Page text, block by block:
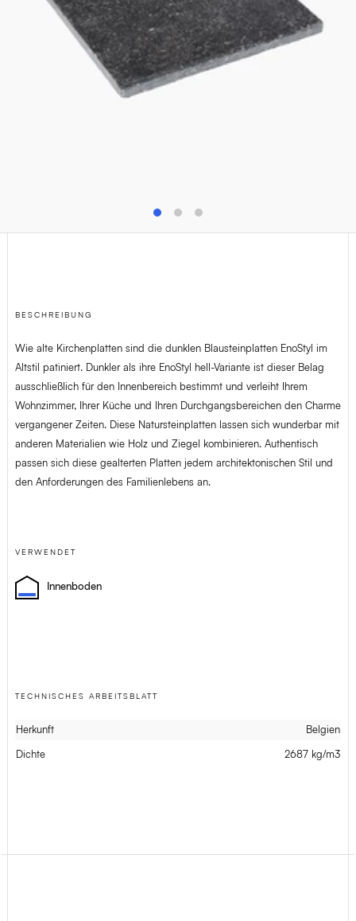
+32(0)4 278 73 25
info@van-dijck.be
BESCHREIBUNG
Wie alte Kirchenplatten sind die dunklen Blausteinplatten EnoStyl im
Altstil patiniert. Dunkler als ihre EnoStyl hell-Variante ist dieser Belag
ausschließlich für den Innenbereich bestimmt und verleiht Ihrem
Wohnzimmer, Ihrer Küche und Ihren Durchgangsbereichen den Charme
vergangener Zeiten. Diese Natursteinplatten lassen sich wunderbar mit
anderen Materialien wie Holz und Ziegel kombinieren. Authentisch
passen sich diese gealterten Platten jedem architektonischen Stil und
den Anforderungen des Familienlebens an.
VERWENDET
Innenboden
TECHNISCHES ARBEITSBLATT
Herkunft Belgien
Dichte 2687 kg/m3